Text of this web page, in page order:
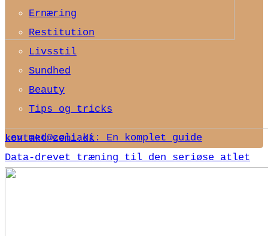
Lev med cøliaki: En komplet guide
Data-drevet træning til den seriøse atlet
Ernæring
Restitution
Livsstil
Sundhed
Beauty
Tips og tricks
kontakt@zemi.dk